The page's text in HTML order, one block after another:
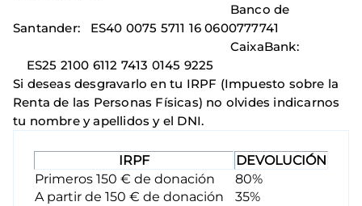
Banco de
Santander: ES40 0075 5711 16 0600777741
CaixaBank:
ES25 2100 6112 7413 0145 9225
Si deseas desgravarlo en tu IRPF (Impuesto sobre la
Renta de las Personas Físicas) no olvides indicarnos
tu nombre y apellidos y el DNI.
IRPF
DEVOLUCIÓN
Primeros 150 € de donación
80%
A partir de 150 € de donación
35%